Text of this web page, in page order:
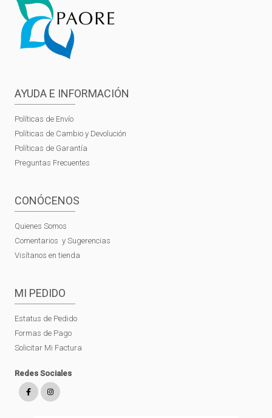
AYUDA E INFORMACIÓN
Políticas de Envío
Políticas de Cambio y Devolución
Políticas de Garantía
Preguntas Frecuentes
CONÓCENOS
Quienes Somos
Comentarios y Sugerencias
Visítanos en tienda
MI PEDIDO
Estatus de Pedido
Formas de Pago
Solicitar Mi Factura
Redes Sociales